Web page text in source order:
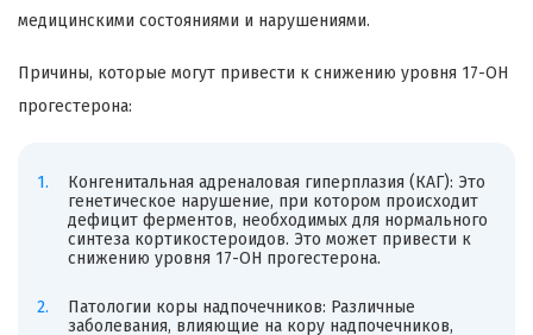
медицинскими состояниями и нарушениями.
Причины, которые могут привести к снижению уровня 17-ОН
прогестерона:
Конгенитальная адреналовая гиперплазия (КАГ): Это
генетическое нарушение, при котором происходит
дефицит ферментов, необходимых для нормального
синтеза кортикостероидов. Это может привести к
снижению уровня 17-ОН прогестерона.
Патологии коры надпочечников: Различные
заболевания, влияющие на кору надпочечников,